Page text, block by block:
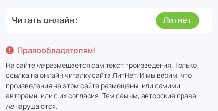
Читать онлайн Литнет
Правообладателям!
На сайте неразмещается сам текст произведения. Только
ссылка на онлайн читалку сайта ЛитНет. И мы верим, что
произведения на этом сайте размещены, или самими
авторами, или с их согласия. Тем самым, авторские права
ненарушаются.